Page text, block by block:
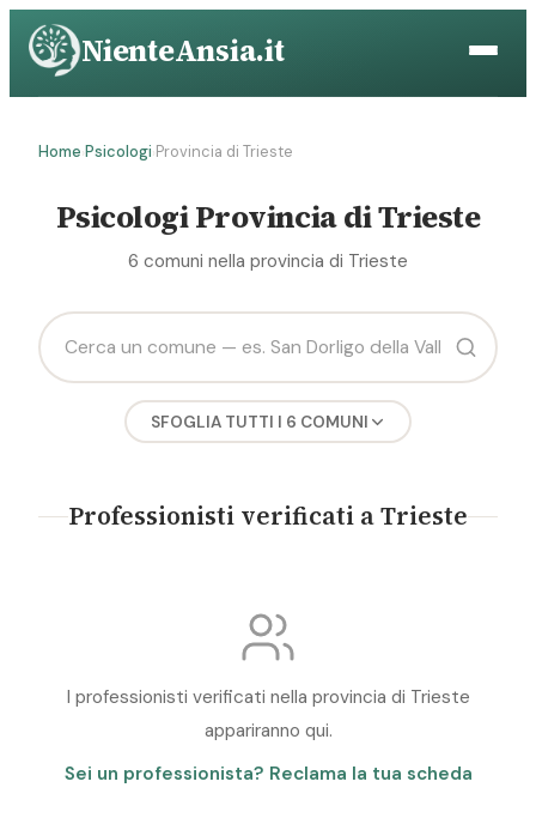
Vai
contenuto
NienteAnsia.it
Home›Psicologi›Provincia di Trieste
Psicologi Provincia di Trieste
6 comuni nella provincia di Trieste
SFOGLIA TUTTI I 6 COMUNI
M
S
San Dorligo della Valle Sgonico
Professionisti verificati a Trieste
I professionisti verificati nella provincia di Trieste
appariranno qui.
Sei un professionista? Reclama la tua scheda